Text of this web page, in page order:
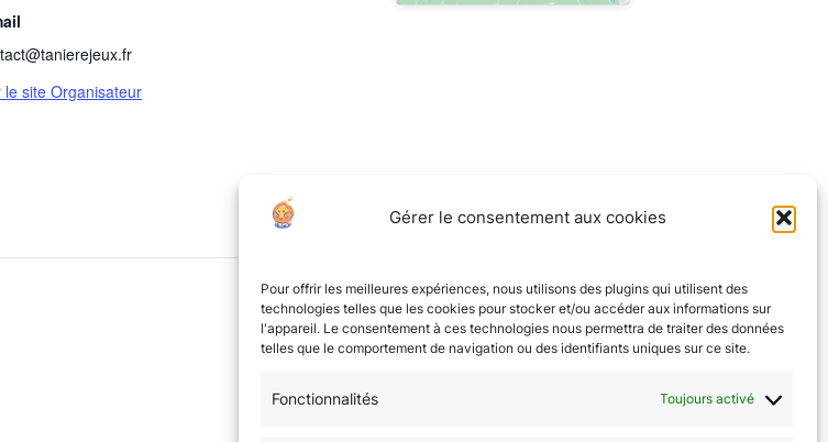
Gérer le consentement aux cookies
Pour offrir les meilleures expériences, nous utilisons des plugins qui utilisent des
technologies telles que les cookies pour stocker et/ou accéder aux informations sur
l'appareil. Le consentement à ces technologies nous permettra de traiter des données
telles que le comportement de navigation ou des identifiants uniques sur ce site.
Fonctionnalités Toujours activé
le site Organisateur
Soirée Tichu